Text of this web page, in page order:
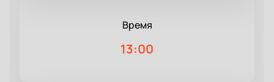
Время
13:00